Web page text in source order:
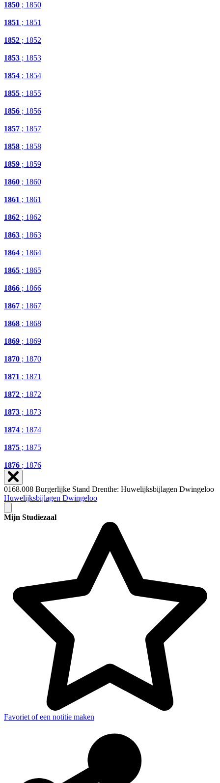
1850 ; 1850
1851 ; 1851
1852 ; 1852
1853 ; 1853
1854 ; 1854
1855 ; 1855
1856 ; 1856
1857 ; 1857
1858 ; 1858
1859 ; 1859
1860 ; 1860
1861 ; 1861
1862 ; 1862
1863 ; 1863
1864 ; 1864
1865 ; 1865
1866 ; 1866
1867 ; 1867
1868 ; 1868
1869 ; 1869
1870 ; 1870
1871 ; 1871
1872 ; 1872
1873 ; 1873
1874 ; 1874
1875 ; 1875
1876 ; 1876
0168.008 Burgerlijke Stand Drenthe: Huwelijksbijlagen Dwingeloo
Huwelijksbijlagen Dwingeloo
Mijn Studiezaal
Favoriet of een notitie maken